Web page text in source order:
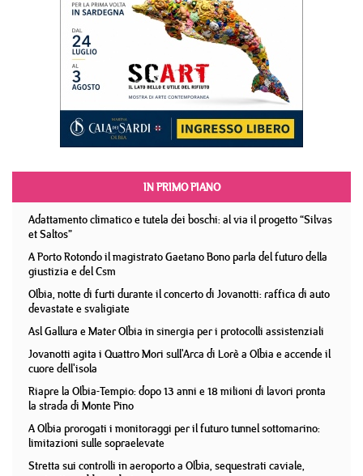
IN PRIMO PIANO
Adattamento climatico e tutela dei boschi: al via il progetto “Silvas
et Saltos”
A Porto Rotondo il magistrato Gaetano Bono parla del futuro della
giustizia e del Csm
Olbia, notte di furti durante il concerto di Jovanotti: raffica di auto
devastate e svaligiate
Asl Gallura e Mater Olbia in sinergia per i protocolli assistenziali
Jovanotti agita i Quattro Mori sull'Arca di Lorè a Olbia e accende il
cuore dell'isola
Riapre la Olbia-Tempio: dopo 13 anni e 18 milioni di lavori pronta
la strada di Monte Pino
A Olbia prorogati i monitoraggi per il futuro tunnel sottomarino:
limitazioni sulle sopraelevate
Stretta sui controlli in aeroporto a Olbia, sequestrati caviale,